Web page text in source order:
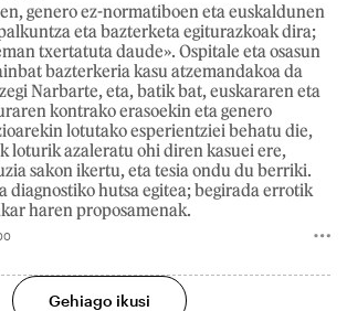
genero ez-normatiboen eta euskaldunen
eta bazterketa egiturazkoak dira;
txertatuta daude». Ospitale eta osasun
bazterkeria kasu atzemandakoa da
Narbarte, eta, batik bat, euskararen eta
kontrako erasoekin eta genero
lotutako esperientziei behatu die,
loturik azaleratu ohi diren kasuei ere,
sakon ikertu, eta tesia ondu du berriki.
diagnostiko hutsa egitea; begirada errotik
haren proposamenak.
Gehiago ikusi